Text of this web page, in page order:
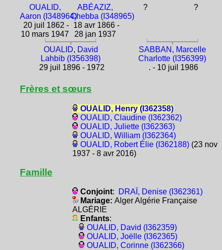
OUALID,
Aaron (I348964)
20 juil 1862 -
10 mars 1947
ABÉAZIZ,
Chebba (I348965)
18 avr 1866 -
28 jan 1937
? ?
OUALID, David
Lahbib (I356398)
29 juil 1896 - 1972
SABBAN, Marcelle
Charlotte (I356399)
. - 10 juil 1986
Frères et sœurs
OUALID, Henry (I362358)
OUALID, Claudine (I362362)
OUALID, Juliette (I362363)
OUALID, William (I362364)
OUALID, Robert Élie (I362188)(23 nov
1937 - 8 avr 2016)
Famille
Conjoint:
DRAÏ, Denise (I362361)
Mariage: Alger Algérie Française
ALGÉRIE
Enfants:
OUALID, David (I362359)
OUALID, Joëlle (I362365)
OUALID, Corinne (I362366)